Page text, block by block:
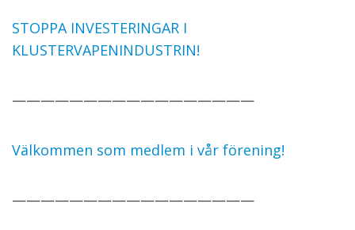
STOPPA INVESTERINGAR I
KLUSTERVAPENINDUSTRIN!
—————————————————
Välkommen som medlem i vår förening!
—————————————————